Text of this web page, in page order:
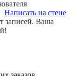
Написать на стене
записей. Ваша